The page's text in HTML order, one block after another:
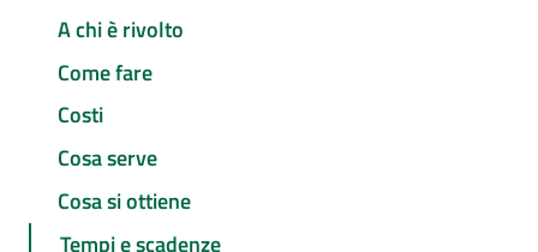
A chi è rivolto
Come fare
Costi
Cosa serve
Cosa si ottiene
Tempi e scadenze